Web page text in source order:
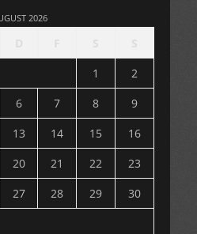
2026
1
2
6 7 8
9
13 14 15
16
20 21 22
23
27 28 29
30